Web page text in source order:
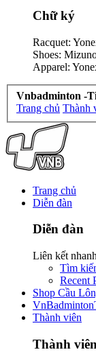
Chữ ký
Racquet:
Shoes:
Apparel:
Vnbadminton -
Trang chủ Thành
Trang chủ
Diễn đàn
Diễn đàn
Liên kết nhanh
Tìm
Recent
Shop Cầu
Thành viên
Thành viên